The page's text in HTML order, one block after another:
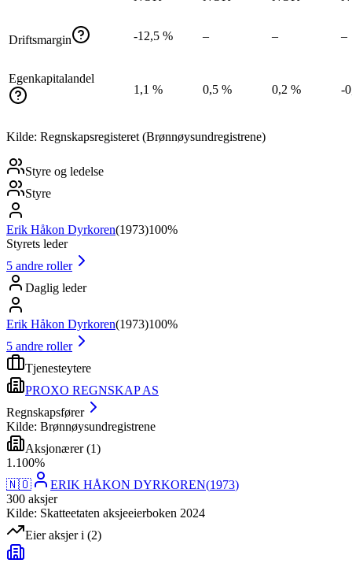
Driftsmargin -12,5 % – – –
Egenkapitalandel
1,1 %
0,5 % 0,2 % -
Kilde: Regnskapsregisteret (Brønnøysundregistrene)
Styre og ledelse
Styre
Erik Håkon Dyrkoren(1973)100%
Styrets leder
5 andre roller
Daglig leder
Erik Håkon Dyrkoren(1973)100%
5 andre roller
Tjenesteytere
PROXO REGNSKAP AS
Regnskapsfører
Kilde: Brønnøysundregistrene
Aksjonærer(1)
1 .100%
🇳🇴
ERIK HÅKON DYRKOREN(1973)
300 aksjer
Kilde: Skatteetaten aksjeeierboken 2024
Eier aksjer i (2)